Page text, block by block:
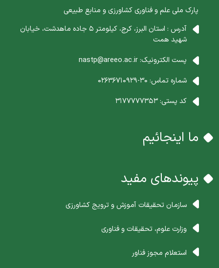
پارک ملی علم و فناوری کشاورزی و منابع طبیعی
آدرس : استان البرز، کرج، کیلومتر 5 جاده ماهدشت، خیابان
شهید همت
پست الکترونیک:nastp@areeo.ac.ir
شماره تماس: 30-02636710929
کد پستی:3177777353
ما اینجائیم
پیوندهای مفید
سازمان تحقیقات آموزش و ترویج کشاورزی
وزارت علوم، تحقیقات و فناوری
استعلام مجوز فناور